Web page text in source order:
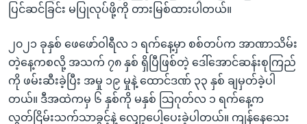
ပြင်ဆင်ခြင်း မပြုလုပ်ဖို့ကို တားမြစ်ထားပါတယ်။
၂၀၂၁ ခုနှစ် ဖေဖော်ဝါရီလ ၁ ရက်နေ့မှာ စစ်တပ်က အာဏာသိမ်း
တဲ့နေ့ကစလို့ အသက် ၇၈ နှစ် ရှိပြီဖြစ်တဲ့ ဒေါ်အောင်ဆန်းစုကြည်
ကို ဖမ်းဆီးခဲ့ပြီး အမှု ၁၉ မှုနဲ့ ထောင်ဒဏ် ၃၃ နှစ် ချမှတ်ခဲ့ပါ
တယ်။ ဒီအထဲကမှ ၆ နှစ်ကို မနှစ် သြဂုတ်လ ၁ ရက်နေ့က
လွတ်ငြိမ်းသက်သာခွင့်နဲ့ လျှော့ပေါ့ပေးခဲ့ပါတယ်။ ကျန်နေသေး